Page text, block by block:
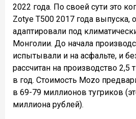
2022 года. По своей сути это
Zotye T500 2017 года выпуска,
адаптировали под
Монголии. До начала
испытывали и на асфальте, и
рассчитан на производство 2,5
в год. Стоимость Mozo
в 69-79 миллионов тугриков
миллиона рублей).